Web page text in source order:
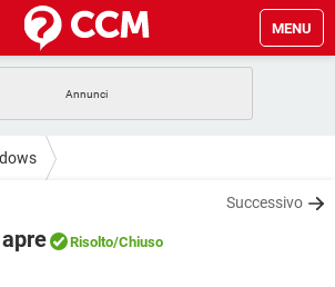
MENU
WHATSAPP
GAMING
Successivo
Risolto/Chiuso